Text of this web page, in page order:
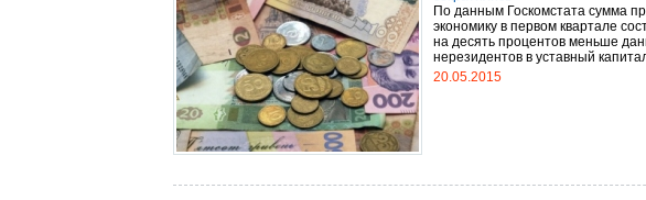
По данным Госкомстата сумма
экономику в первом квартале
на десять процентов меньше
нерезидентов в уставный
20.05.2015